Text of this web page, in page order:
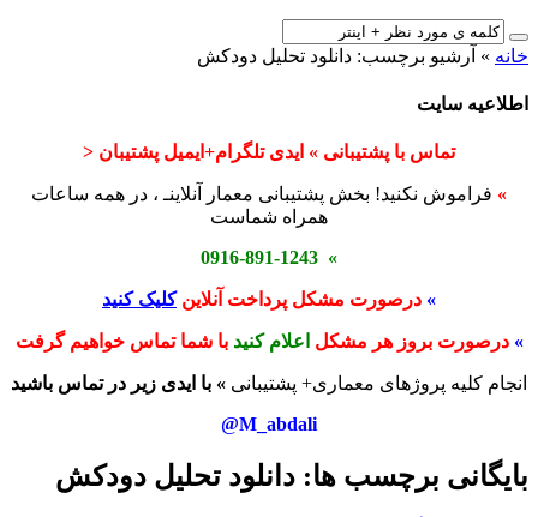
خانه » آرشیو برچسب: دانلود تحلیل دودکش
اطلاعیه سایت
تماس با پشتیبانی » ایدی تلگرام+ایمیل پشتیبان <
» فراموش نکنید! بخش پشتیبانی معمار آنلاینـ ، در همه ساعات
همراه شماست
» 0916-891-1243
» درصورت مشکل پرداخت آنلاینکلیک کنید
» درصورت بروز هر مشکل اعلام کنید با شما تماس خواهیم گرفت
انجام کلیه پروژهای معماری+ پشتیبانی » با ایدی زیر در تماس باشید
M_abdali@
بایگانی برچسب ها: دانلود تحلیل دودکش